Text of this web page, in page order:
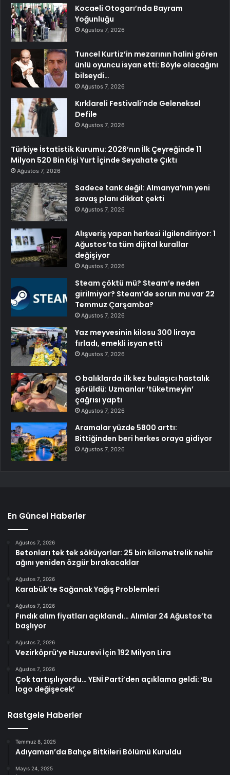
Kocaeli Otogarı’nda Bayram
Yoğunluğu
Ağustos 7, 2026
Tuncel Kurtiz’in mezarının halini gören
ünlü oyuncu isyan etti: Böyle olacağını
bilseydi…
Ağustos 7, 2026
Kırklareli Festivali’nde Geleneksel
Defile
Ağustos 7, 2026
Türkiye İstatistik Kurumu: 2026’nın İlk Çeyreğinde 11
Milyon 520 Bin Kişi Yurt İçinde Seyahate Çıktı
Ağustos 7, 2026
Sadece tank değil: Almanya’nın yeni
savaş planı dikkat çekti
Ağustos 7, 2026
Alışveriş yapan herkesi ilgilendiriyor: 1
Ağustos’ta tüm dijital kurallar
değişiyor
Ağustos 7, 2026
Steam çöktü mü? Steam’e neden
girilmiyor? Steam’de sorun mu var 22
Temmuz Çarşamba?
Ağustos 7, 2026
Yaz meyvesinin kilosu 300 liraya
fırladı, emekli isyan etti
Ağustos 7, 2026
O balıklarda ilk kez bulaşıcı hastalık
görüldü: Uzmanlar ‘tüketmeyin’
çağrısı yaptı
Ağustos 7, 2026
Aramalar yüzde 5800 arttı:
Bittiğinden beri herkes oraya gidiyor
Ağustos 7, 2026
En Güncel Haberler
Ağustos 7, 2026
Betonları tek tek söküyorlar: 25 bin kilometrelik nehir
ağını yeniden özgür bırakacaklar
Ağustos 7, 2026
Karabük’te Sağanak Yağış Problemleri
Ağustos 7, 2026
Fındık alım fiyatları açıklandı… Alımlar 24 Ağustos’ta
başlıyor
Ağustos 7, 2026
Vezirköprü’ye Huzurevi İçin 192 Milyon Lira
Ağustos 7, 2026
Çok tartışılıyordu… YENİ Parti’den açıklama geldi: ‘Bu
logo değişecek’
Rastgele Haberler
Temmuz 8, 2025
Adıyaman’da Bahçe Bitkileri Bölümü Kuruldu
Mayıs 24, 2025